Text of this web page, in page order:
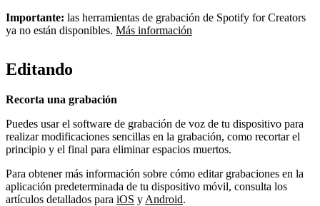
Importante: las herramientas de grabación de Spotify for Creators
ya no están disponibles. Más información
Editando
Recorta una grabación
Puedes usar el software de grabación de voz de tu dispositivo para
realizar modificaciones sencillas en la grabación, como recortar el
principio y el final para eliminar espacios muertos.
Para obtener más información sobre cómo editar grabaciones en la
aplicación predeterminada de tu dispositivo móvil, consulta los
artículos detallados para iOS y Android.